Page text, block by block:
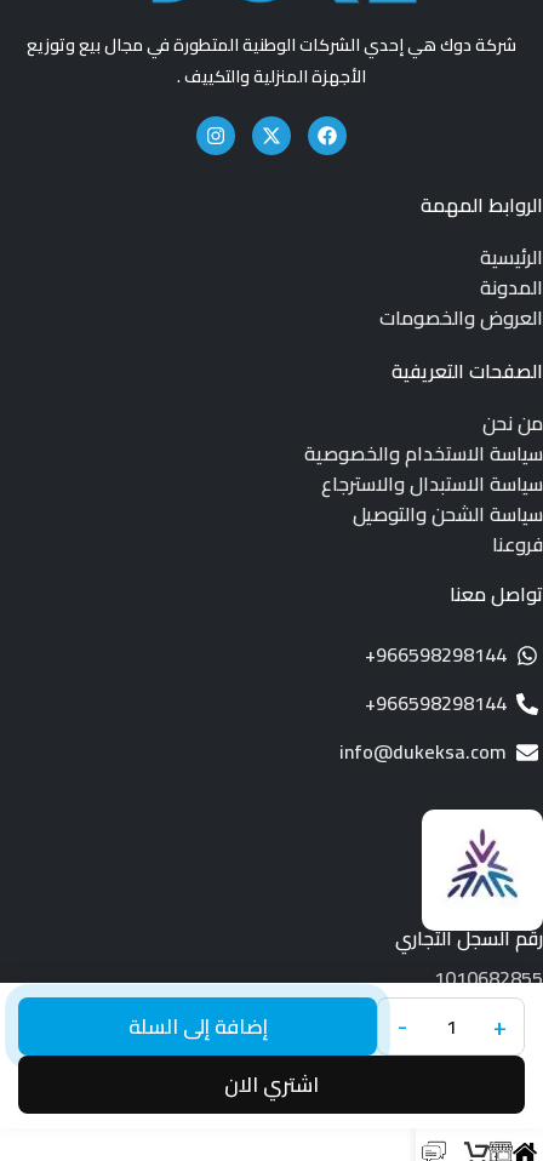
شركة دوك هي إحدي الشركات الوطنية المتطورة في مجال بيع وتوزيع
الأجهزة المنزلية والتكييف .
الروابط المهمة
الرئيسية
المدونة
العروض والخصومات
الصفحات التعريفية
من نحن
سياسة الاستخدام والخصوصية
سياسة الاستبدال والاسترجاع
سياسة الشحن والتوصيل
فروعنا
تواصل معنا
966598298144+
966598298144+
info@dukeksa.com
رقم السجل التجاري
1010682855
جميع الحقوق محفوظة لـ © 2026.
Duke +
-
إضافة إلى السلة
اشتري الان